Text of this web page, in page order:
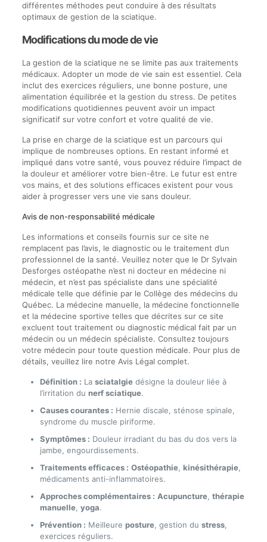
différentes méthodes peut conduire à des résultats
optimaux de gestion de la sciatique.
Modifications du mode de vie
La gestion de la sciatique ne se limite pas aux traitements
médicaux. Adopter un mode de vie sain est essentiel. Cela
inclut des exercices réguliers, une bonne posture, une
alimentation équilibrée et la gestion du stress. De petites
modifications quotidiennes peuvent avoir un impact
significatif sur votre confort et votre qualité de vie.
La prise en charge de la sciatique est un parcours qui
implique de nombreuses options. En restant informé et
impliqué dans votre santé, vous pouvez réduire l’impact de
la douleur et améliorer votre bien-être. Le futur est entre
vos mains, et des solutions efficaces existent pour vous
aider à progresser vers une vie sans douleur.
Avis de non-responsabilité médicale
Les informations et conseils fournis sur ce site ne
remplacent pas l’avis, le diagnostic ou le traitement d’un
professionnel de la santé. Veuillez noter que le Dr Sylvain
Desforges ostéopathe n’est ni docteur en médecine ni
médecin, et n’est pas spécialiste dans une spécialité
médicale telle que définie par le Collège des médecins du
Québec. La médecine manuelle, la médecine fonctionnelle
et la médecine sportive telles que décrites sur ce site
excluent tout traitement ou diagnostic médical fait par un
médecin ou un médecin spécialiste. Consultez toujours
votre médecin pour toute question médicale. Pour plus de
détails, veuillez lire notre Avis Légal complet.
Définition : La sciatalgiedésigne la douleur liée à
l’irritation du nerf sciatique.
Causes courantes : Hernie discale, sténose spinale,
syndrome du muscle piriforme.
Symptômes : Douleur irradiant du bas du dos vers la
jambe, engourdissements.
Traitements efficaces : Ostéopathie, kinésithérapie,
médicaments anti-inflammatoires.
Approches complémentaires : Acupuncture, thérapie
manuelle, yoga.
Prévention : Meilleure posture, gestion du stress,
exercices réguliers.